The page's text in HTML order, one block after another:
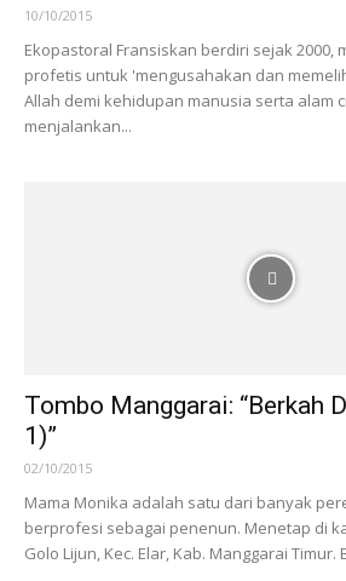
10/10/2015
Ekopastoral Fransiskan berdiri sejak 2000,
profetis untuk 'mengusahakan dan
Allah demi kehidupan manusia serta alam
menjalankan...
Tombo Manggarai: “Berkah
1)”
02/10/2015
Mama Monika adalah satu dari banyak
berprofesi sebagai penenun. Menetap di
Golo Lijun, Kec. Elar, Kab. Manggarai Timur.